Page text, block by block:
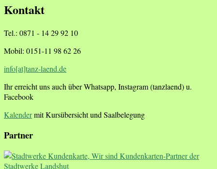
Kontakt
Tel.: 0871 - 14 29 92 10
Mobil: 0151-11 98 62 26
info[at]tanz-laend.de
Ihr erreicht uns auch über Whatsapp, Instagram (tanzlaend) u.
Facebook
Kalendermit Kursübersicht und Saalbelegung
Partner